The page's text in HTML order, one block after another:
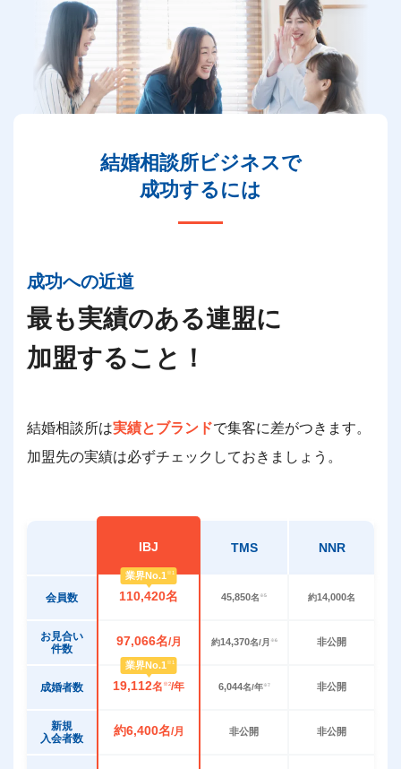
結婚相談所ビジネスで
成功するには
成功への近道
最も実績のある連盟に
加盟すること！
結婚相談所は実績とブランドで集客に差がつきます。
加盟先の実績は必ずチェックしておきましょう。
IBJ TMS NNR
会員数
業界No.1 ※1
110,420名 45,850名 ※5 約14,000名
お見合い
件数
97,066名/月 約14,370名/月 ※6 非公開
成婚者数
業界No.1 ※1
19,112名 ※2/年 6,044名/年※7 非公開
新規
入会者数
約6,400名/月 非公開 非公開